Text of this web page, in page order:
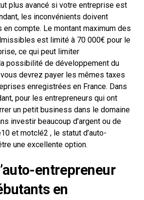
plus avancé si votre entreprise est
les inconvénients doivent
compte. Le montant maximum des
est limité à 70 000€ pour le
ce qui peut limiter
possibilité de développement du
devrez payer les mêmes taxes
enregistrées en France. Dans
pour les entrepreneurs qui ont
un petit business dans le domaine
investir beaucoup d’argent ou de
et motclé2 , le statut d’auto-
une excellente option.
entrepreneur
en